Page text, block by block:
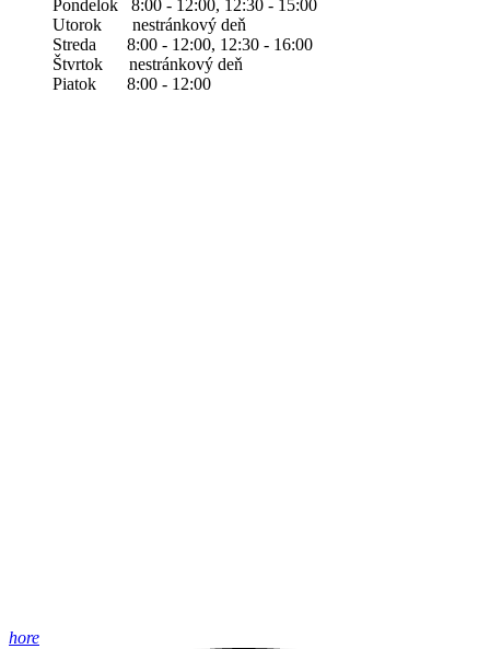
Pondelok 8:00 - 12:00, 12:30 - 15:00
Utorok nestránkový deň
Streda 8:00 - 12:00, 12:30 - 16:00
Štvrtok nestránkový deň
Piatok 8:00 - 12:00
hore